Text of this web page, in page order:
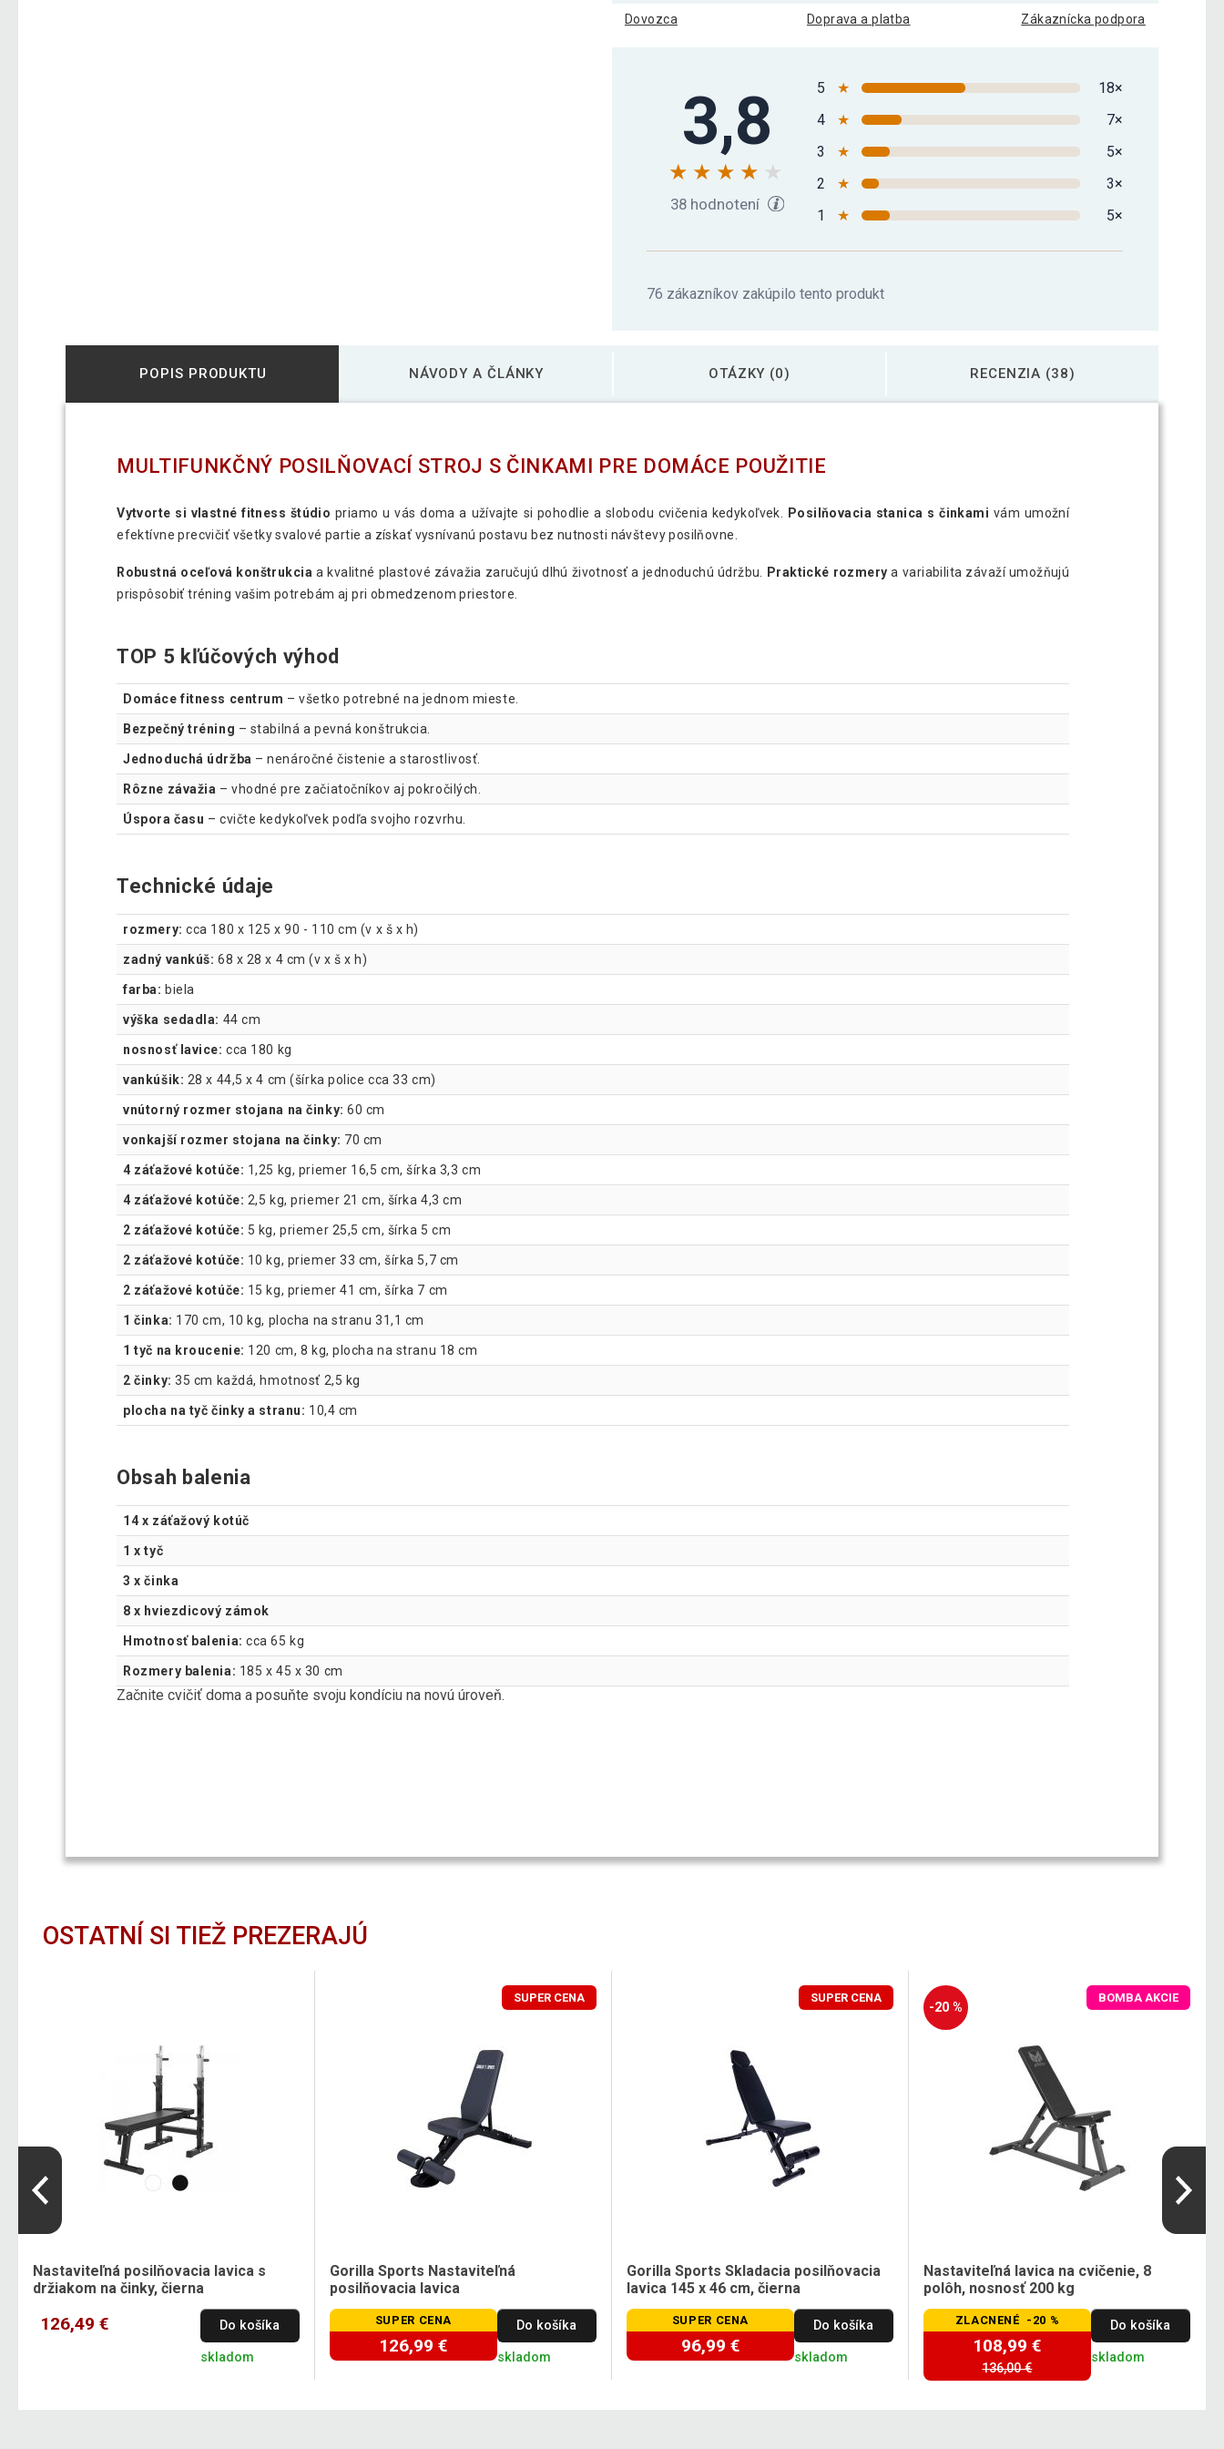
Dovozca Doprava a platba Zákaznícka podpora
3,8
38 hodnotení
5 ★
18×
4
★
7×
3
★
5×
2
★
3×
1
★ 5×
76 zákazníkov zakúpilo tento produkt
POPIS PRODUKTU NÁVODY A ČLÁNKY OTÁZKY (0) RECENZIA (38)
MULTIFUNKČNÝ POSILŇOVACÍ STROJ S ČINKAMI PRE DOMÁCE POUŽITIE
Vytvorte si vlastné fitness štúdio priamo u vás doma a užívajte si pohodlie a slobodu cvičenia kedykoľvek. Posilňovacia stanica s činkami vám umožní
efektívne precvičiť všetky svalové partie a získať vysnívanú postavu bez nutnosti návštevy posilňovne.
Robustná oceľová konštrukcia a kvalitné plastové závažia zaručujú dlhú životnosť a jednoduchú údržbu. Praktické rozmery a variabilita závaží umožňujú
prispôsobiť tréning vašim potrebám aj pri obmedzenom priestore.
TOP 5 kľúčových výhod
Domáce fitness centrum – všetko potrebné na jednom mieste.
Bezpečný tréning – stabilná a pevná konštrukcia.
Jednoduchá údržba – nenáročné čistenie a starostlivosť.
Rôzne závažia – vhodné pre začiatočníkov aj pokročilých.
Úspora času – cvičte kedykoľvek podľa svojho rozvrhu.
Technické údaje
rozmery: cca 180 x 125 x 90 - 110 cm (v x š x h)
zadný vankúš: 68 x 28 x 4 cm (v x š x h)
farba: biela
výška sedadla: 44 cm
nosnosť lavice: cca 180 kg
vankúšik: 28 x 44,5 x 4 cm (šírka police cca 33 cm)
vnútorný rozmer stojana na činky: 60 cm
vonkajší rozmer stojana na činky: 70 cm
4 záťažové kotúče: 1,25 kg, priemer 16,5 cm, šírka 3,3 cm
4 záťažové kotúče: 2,5 kg, priemer 21 cm, šírka 4,3 cm
2 záťažové kotúče: 5 kg, priemer 25,5 cm, šírka 5 cm
2 záťažové kotúče: 10 kg, priemer 33 cm, šírka 5,7 cm
2 záťažové kotúče: 15 kg, priemer 41 cm, šírka 7 cm
1 činka: 170 cm, 10 kg, plocha na stranu 31,1 cm
1 tyč na kroucenie: 120 cm, 8 kg, plocha na stranu 18 cm
2 činky: 35 cm každá, hmotnosť 2,5 kg
plocha na tyč činky a stranu: 10,4 cm
Obsah balenia
14 x záťažový kotúč
1 x tyč
3 x činka
8 x hviezdicový zámok
Hmotnosť balenia: cca 65 kg
Rozmery balenia: 185 x 45 x 30 cm
Začnite cvičiť doma a posuňte svoju kondíciu na novú úroveň.
OSTATNÍ SI TIEŽ PREZERAJÚ
Nastaviteľná posilňovacia lavica s
držiakom na činky, čierna
126,49 € Do košíka
skladom
SUPER CENA
Gorilla Sports Nastaviteľná
posilňovacia lavica
SUPER CENA
126,99 €
Do košíka
skladom
SUPER CENA
Gorilla Sports Skladacia posilňovacia
lavica 145 x 46 cm, čierna
SUPER CENA
96,99 €
Do košíka
skladom
-20 %
BOMBA AKCIE
Nastaviteľná lavica na cvičenie, 8
polôh, nosnosť 200 kg
ZLACNENÉ -20 %
108,99 €
136,00 €
Do košíka
skladom